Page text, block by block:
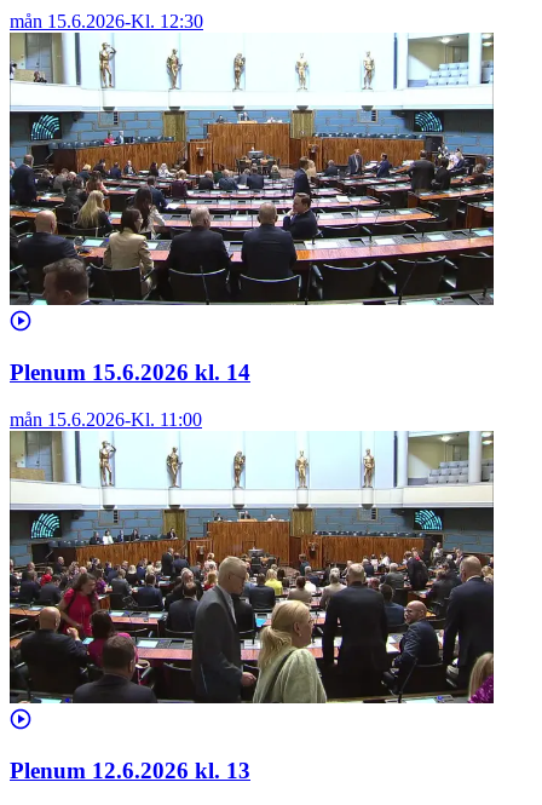
mån 15.6.2026-Kl. 12:30
Plenum 15.6.2026 kl. 14
mån 15.6.2026-Kl. 11:00
Plenum 12.6.2026 kl. 13